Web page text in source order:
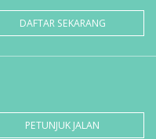
DAFTAR SEKARANG
PETUNJUK JALAN